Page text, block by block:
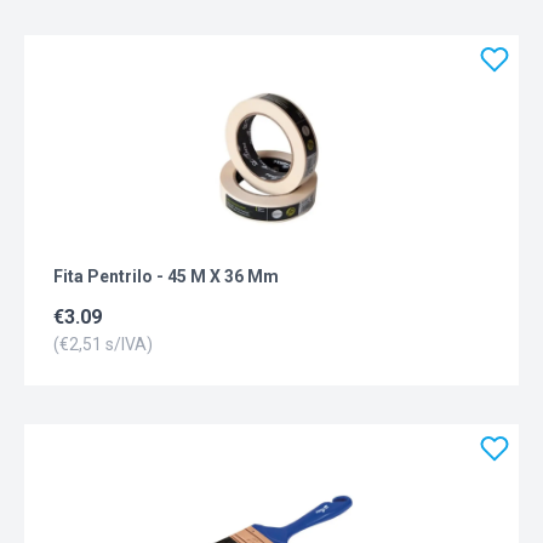
Fita Pentrilo - 45 M X 36 Mm
€3.09
(€2,51 s/IVA)